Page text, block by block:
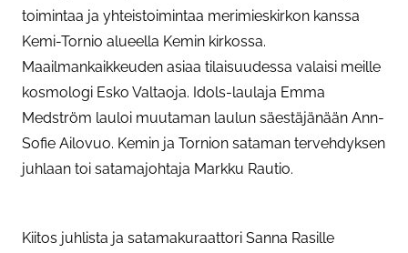
toimintaa ja yhteistoimintaa merimieskirkon kanssa
Kemi-Tornio alueella Kemin kirkossa.
Maailmankaikkeuden asiaa tilaisuudessa valaisi meille
kosmologi Esko Valtaoja. Idols-laulaja Emma
Medström lauloi muutaman laulun säestäjänään Ann-
Sofie Ailovuo. Kemin ja Tornion sataman tervehdyksen
juhlaan toi satamajohtaja Markku Rautio.
Kiitos juhlista ja satamakuraattori Sanna Rasille